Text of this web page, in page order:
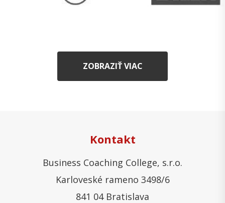
ZOBRAZIŤ VIAC
Kontakt
Business Coaching College, s.r.o.
Karloveské rameno 3498/6
841 04 Bratislava